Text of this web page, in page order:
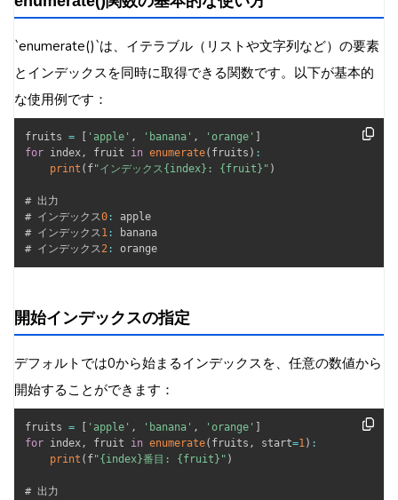
`enumerate()`は、イテラブル（リストや文字列など）の要素
とインデックスを同時に取得できる関数です。以下が基本的
な使用例です：
fruits = 'apple' , 'banana' , 'orange'
for index, fruit in enumerate( fruits ) :
print ( f"インデックス{index}: {fruit}" )
# 出力
# インデックス0 :
apple
# インデックス1 :
banana
# インデックス2 : orange
開始インデックスの指定
デフォルトでは0から始まるインデックスを、任意の数値から
開始することができます：
fruits = 'apple' , 'banana' , 'orange'
for index, fruit in enumerate( fruits , start=1) :
print ( f"{index}番目: {fruit}" )
# 出力